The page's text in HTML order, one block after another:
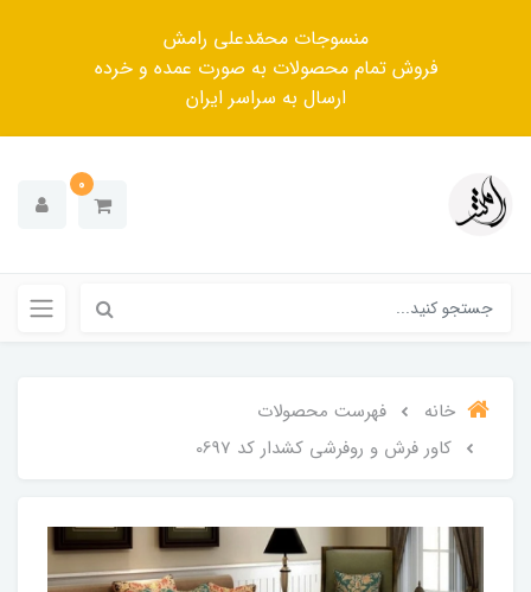
منسوجات محمّدعلی رامش
فروش تمام محصولات به صورت عمده و خرده
ارسال به سراسر ایران
0
خانه
فهرست محصولات
کاور فرش و روفرشی کشدار کد 0697